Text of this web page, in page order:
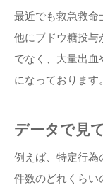
最近でも救急救命
他にブドウ糖投与
でなく、大量出血
になっております。
データで見
例えば、特定行為
件数のどれくらい